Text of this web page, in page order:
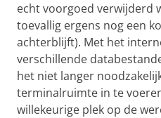
echt voorgoed verwijderd
toevallig ergens nog een
achterblijft). Met het
verschillende
het niet langer
terminalruimte in te
willekeurige plek op de